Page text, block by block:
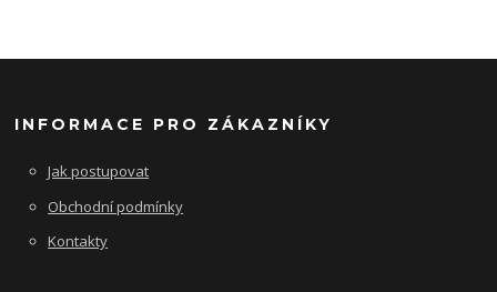
INFORMACE PRO ZÁKAZNÍKY
Jak postupovat
Obchodní podmínky
Kontakty